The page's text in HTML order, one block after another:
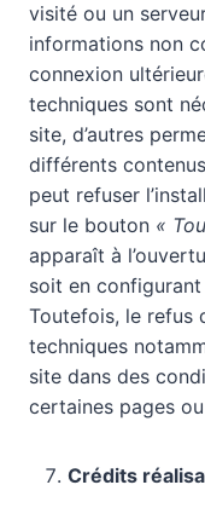
visité ou un
informations non
connexion
techniques sont
site, d’autres
différents
peut refuser
sur le bouton «
apparaît à
soit en
Toutefois, le refus
techniques
site dans des
certaines pages
Crédits